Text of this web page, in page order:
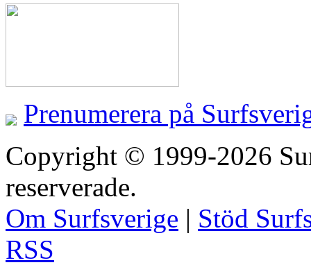
Prenumerera på
Copyright © 1999-2026
reserverade.
Om Surfsverige | Stöd
RSS